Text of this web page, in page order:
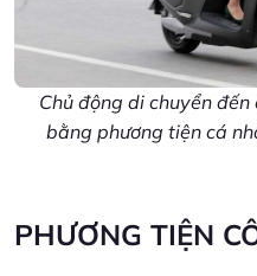
Chủ động di chuyển
bằng phương tiện cá
PHƯƠNG TIỆN